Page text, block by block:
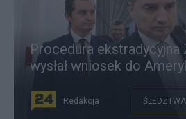
Procedura ekstradycyjna
wysłał wniosek do
Redakcja ŚLEDZTWA